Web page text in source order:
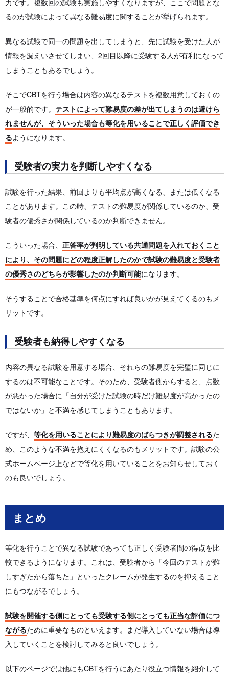
力です。複数回の試験も実施しやすくなりますが、ここで問題とな
るのが試験によって異なる難易度に関することが挙げられます。
異なる試験で同一の問題を出してしまうと、先に試験を受けた人が
情報を漏えいさせてしまい、2回目以降に受験する人が有利になって
しまうこともあるでしょう。
そこでCBTを行う場合は内容の異なるテストを複数用意しておくの
が一般的です。 テストによって難易度の差が出てしまうのは避けら
れませんが、そういった場合も等化を用いることで正しく評価でき
るようになります。
受験者の実力を判断しやすくなる
試験を行った結果、前回よりも平均点が高くなる、または低くなる
ことがあります。この時、テストの難易度が関係しているのか、受
験者の優秀さが関係しているのか判断できません。
こういった場合、 正答率が判明している共通問題を入れておくこと
により、その問題にどの程度正解したのかで試験の難易度と受験者
の優秀さのどちらが影響したのか判断可能になります。
そうすることで合格基準を何点にすれば良いかが見えてくるのもメ
リットです。
受験者も納得しやすくなる
内容の異なる試験を用意する場合、それらの難易度を完璧に同じに
するのは不可能なことです。そのため、受験者側からすると、点数
が悪かった場合に「自分が受けた試験の時だけ難易度が高かったの
ではないか」と不満を感じてしまうこともあります。
ですが、 等化を用いることにより難易度のばらつきが調整されるた
め、このような不満を抱えにくくなるのもメリットです。試験の公
式ホームページ上などで等化を用いていることをお知らせしておく
のも良いでしょう。
まとめ
等化を行うことで異なる試験であっても正しく受験者間の得点を比
較できるようになります。これは、受験者から「今回のテストが難
しすぎたから落ちた」といったクレームが発生するのを抑えること
にもつながるでしょう。
試験を開催する側にとっても受験する側にとっても正当な評価につ
ながるために重要なものといえます。まだ導入していない場合は導
入していくことを検討してみると良いでしょう。
以下のページでは他にもCBTを行うにあたり役立つ情報を紹介して